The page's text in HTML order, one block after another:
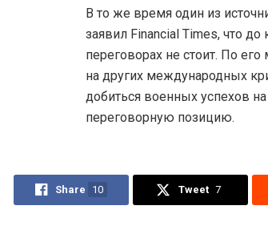
В то же время один из
заявил Financial Times, что
переговорах не стоит. По
на других международных
добиться военных успехов
переговорную позицию.
Share 10 Tweet 7